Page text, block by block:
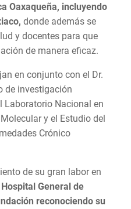
Oaxaqueña, incluyendo
donde además se
y docentes para que
de manera eficaz.
en conjunto con el Dr.
de investigación
Laboratorio Nacional en
y el Estudio del
Crónico
de su gran labor en
General de
reconociendo su